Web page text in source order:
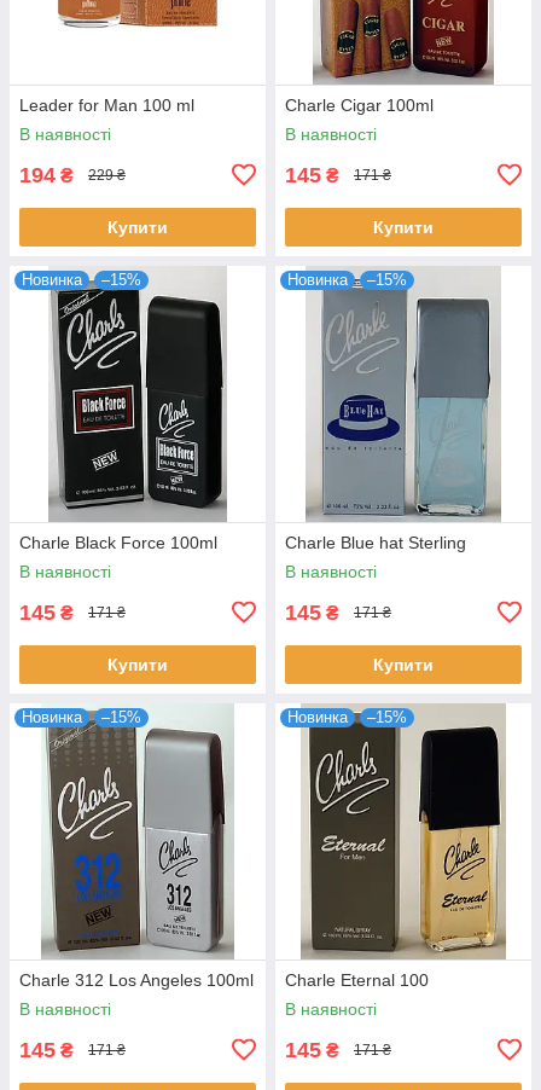
Leader for Man 100 ml
В наявності
194 ₴ 229 ₴
Купити
Charle Cigar 100ml
В наявності
145 ₴ 171 ₴
Купити
Новинка –15%
Charle Black Force 100ml
В наявності
145 ₴ 171 ₴
Купити
Новинка –15%
Charle Blue hat Sterling
В наявності
145 ₴ 171 ₴
Купити
Новинка –15%
Charle 312 Los Angeles 100ml
В наявності
145 ₴ 171 ₴
Новинка –15%
Charle Eternal 100
В наявності
145 ₴ 171 ₴